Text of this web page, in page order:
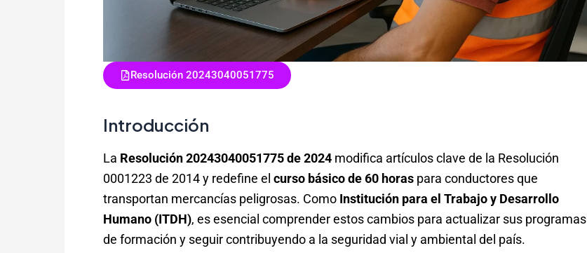
Resolución 20243040051775
Introducción
La Resolución 20243040051775 de 2024 modifica artículos clave de la Resolución
0001223 de 2014 y redefine el curso básico de 60 horas para conductores que
transportan mercancías peligrosas. Como Institución para el Trabajo y Desarrollo
Humano (ITDH), es esencial comprender estos cambios para actualizar sus programas
de formación y seguir contribuyendo a la seguridad vial y ambiental del país.